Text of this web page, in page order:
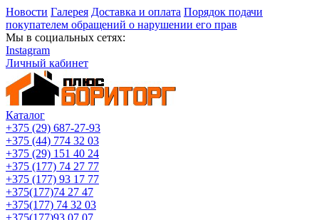
Новости Галерея Доставка и оплата Порядок подачи
покупателем обращений о нарушении его прав
Мы в социальных сетях:
Instagram
Личный кабинет
Каталог
+375 (29) 687-27-93
+375 (44) 774 32 03
+375 (29) 151 40 24
+375 (177) 74 27 77
+375 (177) 93 17 77
+375(177)74 27 47
+375(177) 74 32 03
+375(177)93 07 07